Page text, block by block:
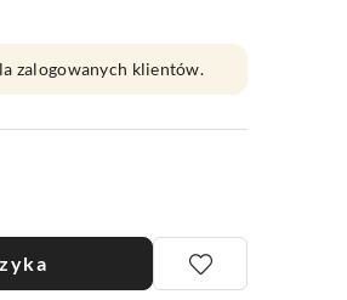
zalogowanych klientów.